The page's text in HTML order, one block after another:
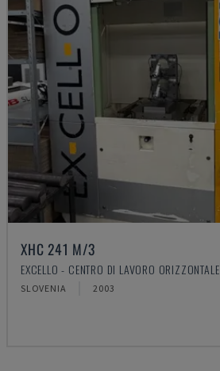
XHC 241 M/3
EXCELLO - CENTRO DI LAVORO ORIZZONTALE
SLOVENIA 2003